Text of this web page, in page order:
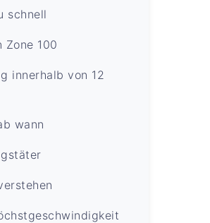
schnell
Zone 100
innerhalb von 12
wann